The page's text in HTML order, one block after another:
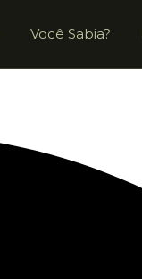
Você Sabia?